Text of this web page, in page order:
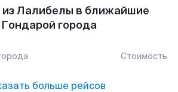
Лалибелы в ближайшие
Гондарой города
Стоимость
больше рейсов